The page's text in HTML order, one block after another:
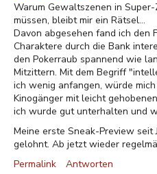
Warum Gewaltszenen in
müssen, bleibt mir ein Rätsel...
Davon abgesehen fand ich den
Charaktere durch die Bank
den Pokerraub spannend wie
Mitzittern. Mit dem Begriff
ich wenig anfangen, würde
Kinogänger mit leicht
ich wurde gut unterhalten und
Meine erste Sneak-Preview
gelohnt. Ab jetzt wieder
Permalink
Antworten